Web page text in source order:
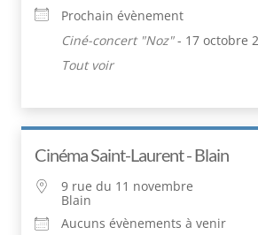
Prochain évènement
Ciné-concert "Noz"- 17 octobre
Tout voir
Cinéma Saint-Laurent - Blain
9 rue du 11 novembre
Blain
Aucuns évènements à venir